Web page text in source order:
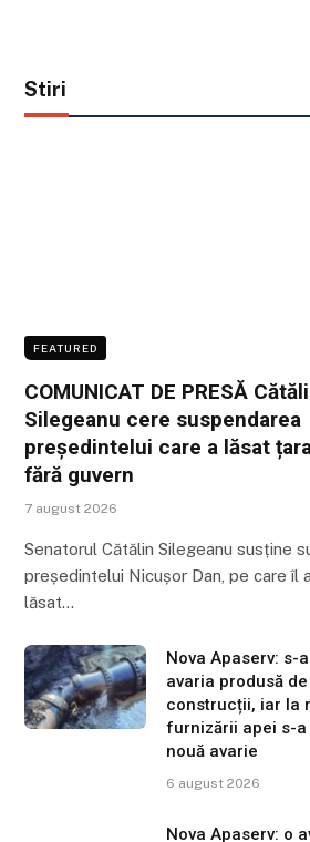
Stiri
FEATURED
COMUNICAT DE PRESĂ
Silegeanu cere suspendarea
președintelui care a lăsat
fără guvern
7 august 2026
Senatorul Cătălin Silegeanu susține
președintelui Nicușor Dan, pe care îl
lăsat…
Nova Apaserv: s-
avaria produsă
construcții, iar la
furnizării apei s-a
nouă avarie
6 august 2026
Nova Apaserv: o